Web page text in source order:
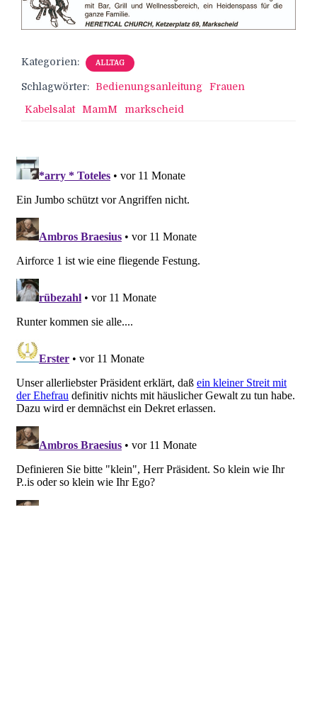
Kategorien: ALLTAG
Schlagwörter: Bedienungsanleitung
Frauen
Kabelsalat
MamM markscheid